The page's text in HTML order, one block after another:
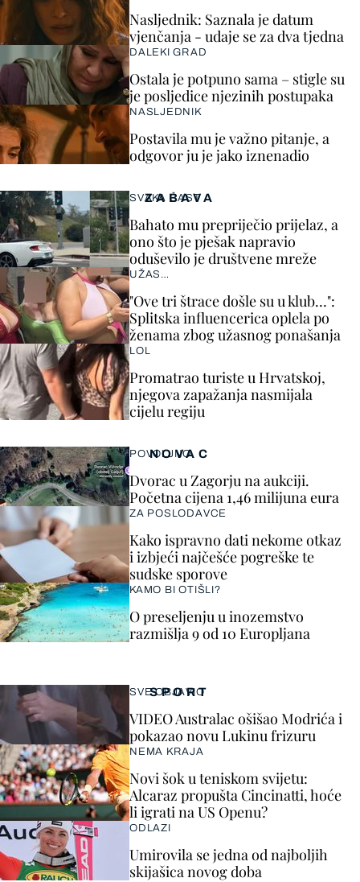
ZABAVA
SVAKA ČAST
Bahato mu prepriječio prijelaz, a
ono što je pješak napravio
oduševilo je društvene mreže
UŽAS…
"Ove tri štrace došle su u klub…":
Splitska influencerica oplela po
ženama zbog užasnog ponašanja
LOL
Promatrao turiste u Hrvatskoj,
njegova zapažanja nasmijala
cijelu regiju
SPORT
SVE OBJAVIO
VIDEO Australac ošišao Modrića i
pokazao novu Lukinu frizuru
NEMA KRAJA
Novi šok u teniskom svijetu:
Alcaraz propušta Cincinatti, hoće
li igrati na US Openu?
ODLAZI
Umirovila se jedna od najboljih
skijašica novog doba
Nasljednik: Saznala je datum
vjenčanja - udaje se za dva tjedna
DALEKI GRAD
Ostala je potpuno sama – stigle su
je posljedice njezinih postupaka
NASLJEDNIK
Postavila mu je važno pitanje, a
odgovor ju je jako iznenadio
NOVAC
POVOLJNO
Dvorac u Zagorju na aukciji.
Početna cijena 1,46 milijuna eura
ZA POSLODAVCE
Kako ispravno dati nekome otkaz
i izbjeći najčešće pogreške te
sudske sporove
KAMO BI OTIŠLI?
O preseljenju u inozemstvo
razmišlja 9 od 10 Europljana